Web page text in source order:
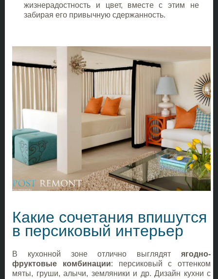
жизнерадостность и цвет, вместе с этим не
забирая его привычную сдержанность.
Какие сочетания впишутся
в персиковый интерьер
В кухонной зоне отлично выглядят ягодно-
фруктовые комбинации: персиковый с оттенком
мяты, груши, алычи, земляники и др. Дизайн кухни с